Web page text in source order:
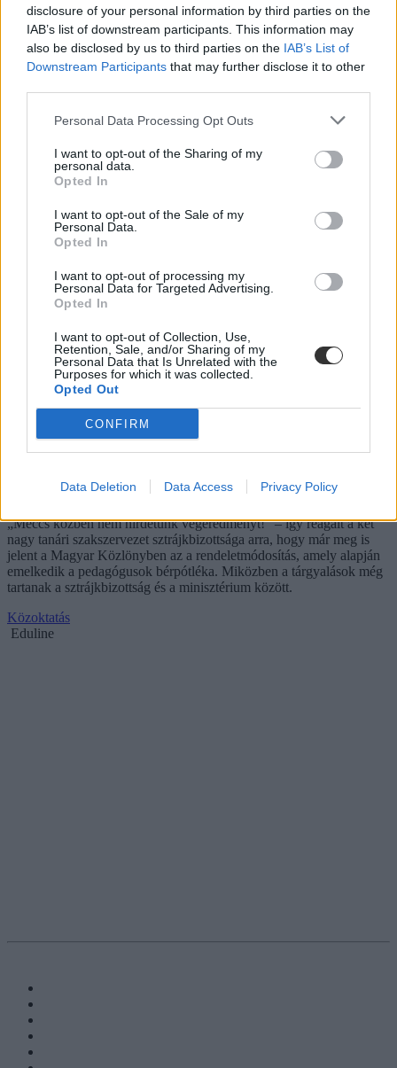
disclosure of your personal information by third parties on the
IAB’s list of downstream participants. This information may
also be disclosed by us to third parties on the IAB’s List of
Downstream Participants that may further disclose it to other
Personal Data Processing Opt Outs
I want to opt-out of the Sharing of my
personal data.
Opted In
I want to opt-out of the Sale of my
Personal Data.
Opted In
I want to opt-out of processing my
Personal Data for Targeted Advertising.
Opted In
I want to opt-out of Collection, Use,
Retention, Sale, and/or Sharing of my
Personal Data that Is Unrelated with the
Purposes for which it was collected.
Opted Out
CONFIRM
Data Deletion Data Access Privacy Policy
A pénteki közoktatási konzultáció után meg is jelent a rendelet,
melyben béremelés vagy bérrendezés helyett egy újabb
pótlékemelést kapnak a tanárok.
Eduline
"bérfagyasztó" rendelkezés
„Meccs közben nem hirdetünk végeredményt!” – így reagált a két
nagy tanári szakszervezet sztrájkbizottsága arra, hogy már meg is
jelent a Magyar Közlönyben az a rendeletmódosítás, amely alapján
emelkedik a pedagógusok bérpótléka. Miközben a tárgyalások még
tartanak a sztrájkbizottság és a minisztérium között.
Közoktatás
Eduline